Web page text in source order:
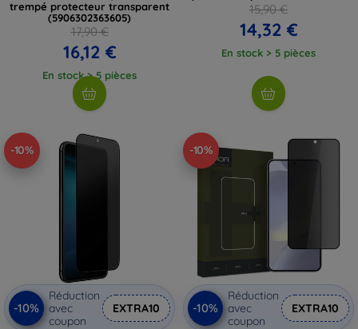
trempé protecteur transparent
(5906302363605)
17,90 €
16,12 €
En stock > 5 pièces
15,90 €
14,32 €
En stock > 5 pièces
-10%
-10%
Réduction
avec
coupon
EXTRA10
-10%
-10%
Réduction
avec
coupon
EXTRA10